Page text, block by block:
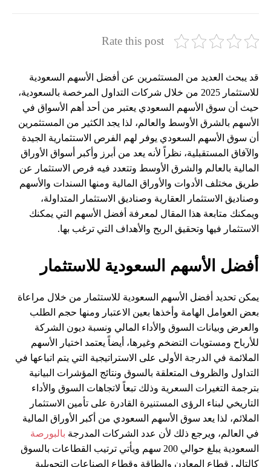
Rate this post
قد يبحث العديد من المستثمرين عن أفضل الأسهم السعودية
للاستثمار 2025 من خلال شركات التداول المرخصة بالسعودية،
حيث أن سوق الأسهم السعودي يعتبر من أحد أهم الأسواق في
الأسهم بالشرق الأوسط والعالم، لذا يجد الكثير من المستثمرين
أن سوق الأسهم السعودي يوفر لهم الفرص الاستثمارية الجيدة
والآفاق المستقبلية، نظراً لأنه يعد من أبرز وأكبر أسواق الأوراق
المالية بالعالم والشرق الأوسط وتتعدد فيه فرص الاستثمار عن
طريق مختلف الأدوات والأوراق المالية ومنها السندات والأسهم
وصناديق الاستثمار العقارية وصناديق الاستثمار المتداولة،
ويمكنك متابعة هذا المقال لمعرفة أفضل الأسهم التي يمكنك
الاستثمار فيها وتحقيق الربح والأهداف التي ترغب بها.
أفضل الأسهم السعودية للاستثمار
يمكن تحديد أفضل الأسهم السعودية للاستثمار من خلال مراعاة
بعض العوامل الهامة وأخذها بعين الاعتبار ومنها حجم الطلب
والعرض وبيانات السوق والأداء المالي ونسبة ديون الشركة
للأرباح ومستويات التضخم وغيرها، أيضاً يعتمد اختيار الأسهم
الملائمة في الدرجة الأولى على الاستراتيجية التي يتم اتباعها في
التداول والظروف المتعلقة بالسوق ونتائج المؤشرات البيانية
بترجمة التغيرات السعرية وذلك تبعاً لاتجاهات السوق والأداء
التاريخي لبناء الرؤى المستنيرة القادرة على تأمين الاستثمار
الملائم، لذا يعد سوق الأسهم السعودي من أكبر الأوراق المالية
في العالم، ويرجع ذلك لأن عدد الشركات المدرجة بالبورصة
السعودية يبلغ حوالي 200 سهم ويأتي ترتيب القطاعات بالسوق
كالتالي قطاع المعادن والطاقة وقطاع الصناعات التحويلية